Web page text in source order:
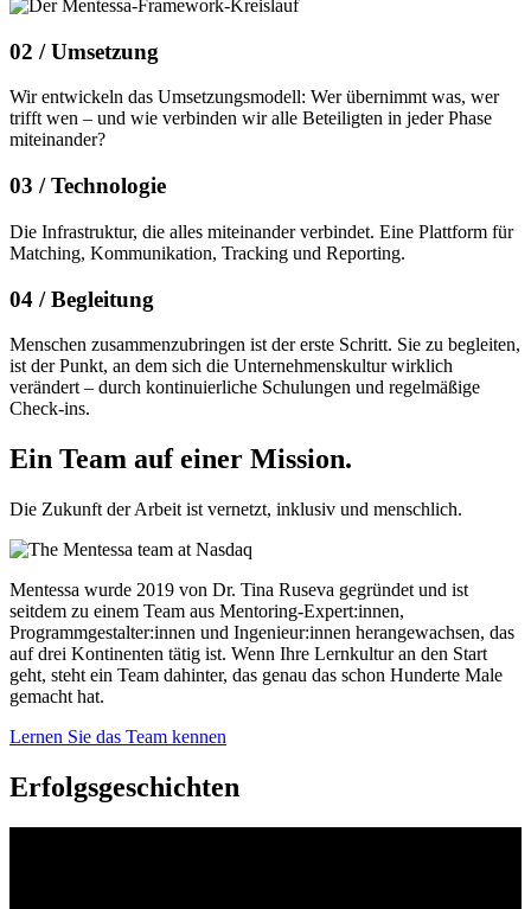
02 /Umsetzung
Wir entwickeln das Umsetzungsmodell: Wer übernimmt was, wer
trifft wen – und wie verbinden wir alle Beteiligten in jeder Phase
miteinander?
03 /Technologie
Die Infrastruktur, die alles miteinander verbindet. Eine Plattform für
Matching, Kommunikation, Tracking und Reporting.
04 /Begleitung
Menschen zusammenzubringen ist der erste Schritt. Sie zu begleiten,
ist der Punkt, an dem sich die Unternehmenskultur wirklich
verändert – durch kontinuierliche Schulungen und regelmäßige
Check-ins.
Ein Team auf einer Mission.
Die Zukunft der Arbeit ist vernetzt, inklusiv und menschlich.
Mentessa wurde 2019 von Dr. Tina Ruseva gegründet und ist
seitdem zu einem Team aus Mentoring-Expert:innen,
Programmgestalter:innen und Ingenieur:innen herangewachsen, das
auf drei Kontinenten tätig ist. Wenn Ihre Lernkultur an den Start
geht, steht ein Team dahinter, das genau das schon Hunderte Male
gemacht hat.
Lernen Sie das Team kennen
Erfolgsgeschichten